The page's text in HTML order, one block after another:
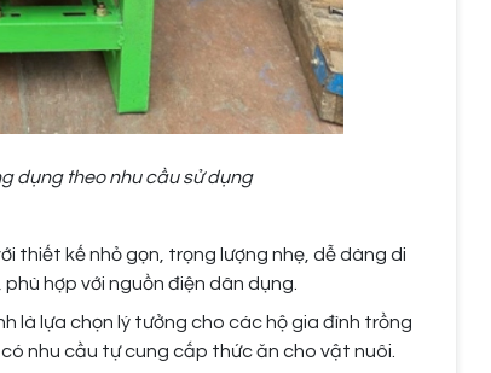
dụng theo nhu cầu sử dụng
thiết kế nhỏ gọn, trọng lượng nhẹ, dễ dàng di
hợp với nguồn điện dân dụng.
là lựa chọn lý tưởng cho các hộ gia đình trồng
nhu cầu tự cung cấp thức ăn cho vật nuôi.